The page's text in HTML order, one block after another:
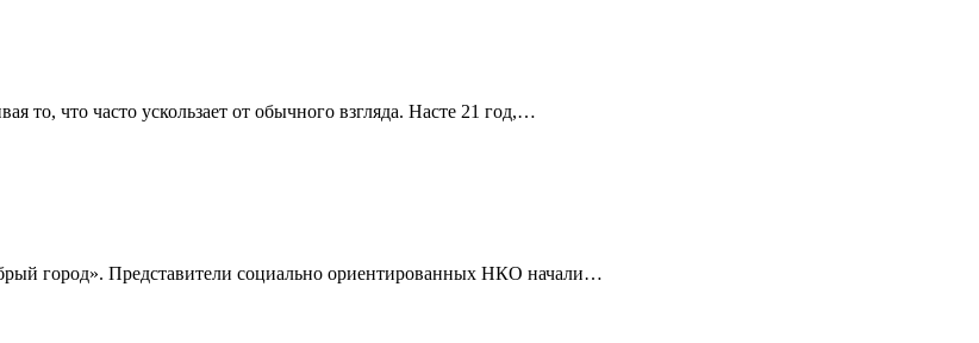
то, что часто ускользает от обычного взгляда. Насте 21 год,…
город». Представители социально ориентированных НКО начали…